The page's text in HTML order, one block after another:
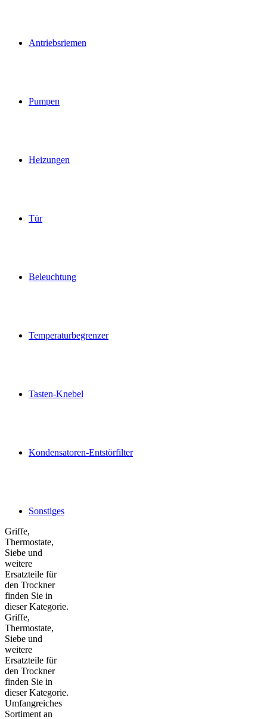
Antriebsriemen
Pumpen
Heizungen
Tür
Beleuchtung
Temperaturbegrenzer
Tasten-Knebel
Kondensatoren-Entstörfilter
Sonstiges
Griffe,
Thermostate,
Siebe und
weitere
Ersatzteile für
den Trockner
finden Sie in
dieser Kategorie.
Griffe,
Thermostate,
Siebe und
weitere
Ersatzteile für
den Trockner
finden Sie in
dieser Kategorie.
Umfangreiches
Sortiment an